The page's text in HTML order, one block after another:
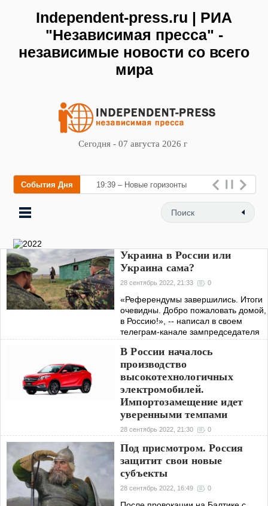
Independent-press.ru | РИА
"Независимая пресса" -
независимые новости со всего
мира
Сегодня - 07 августа 2026 г
События Дня 19:39 – Новые горизонты
флебологии: в Москве от
Украина в России или
Украина сама?
28 сентябрь 2022, 21:33 0
«Референдумы завершились. Итоги
очевидны. Добро пожаловать домой,
в Россию!», -- написал в своем
телеграм-канале зампредседателя
Совета безопасности России
Дмитрий Медведев, когда узнал, что
В России началось
производство
высокотехнологичных
электромобилей.
Импортозамещение идет
уверенными темпами
28 сентябрь 2022, 21:30 0
28 сентября 2022г. в Липецкой
области состоялся запуск первого в
России специализированного завода
ООО «Моторинвест» по
производству электромобилей под
брендом EVOLUTE.
Под присмотром. Россия
защитит свои новые
субъекты
28 сентябрь 2022, 16:49 0